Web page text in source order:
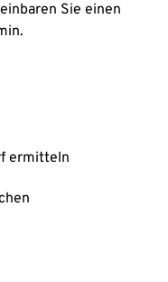
Sie einen
ermitteln